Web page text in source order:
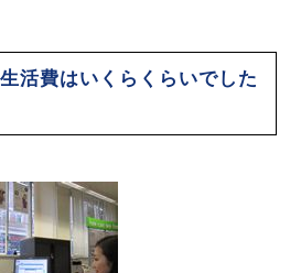
活費はいくらくらいでした